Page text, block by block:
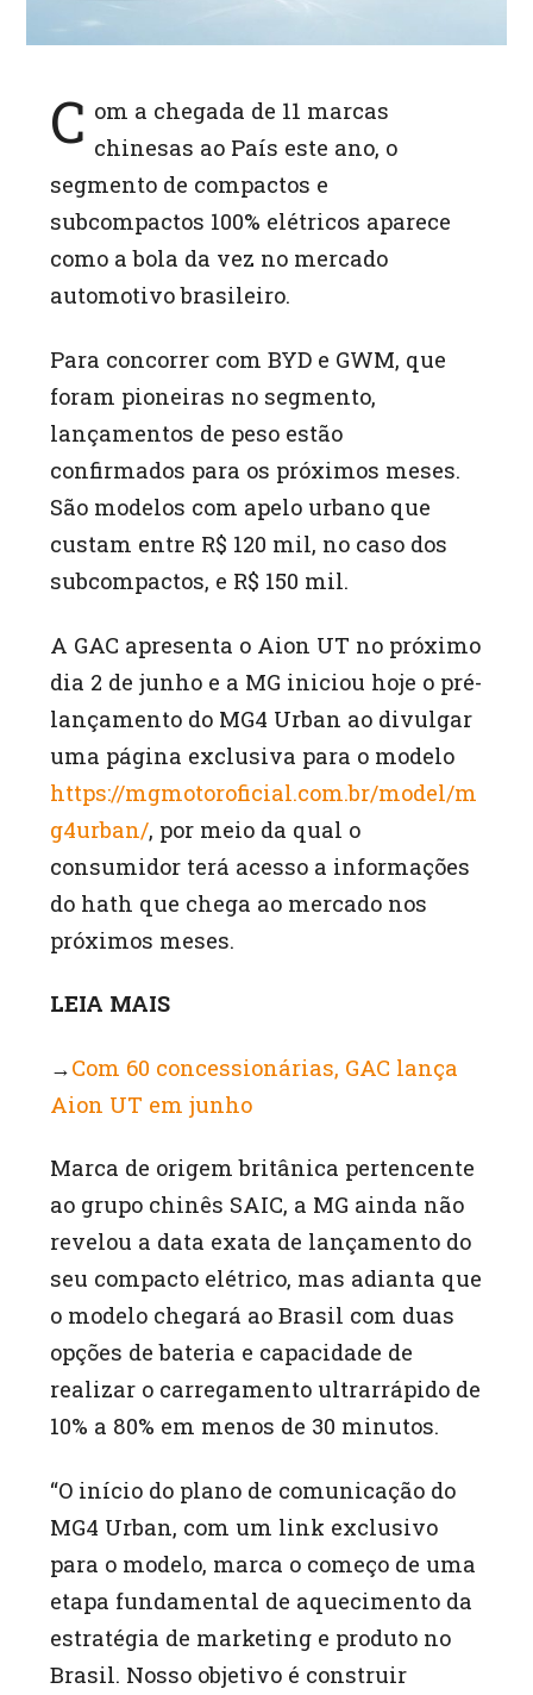
C om a chegada de 11 marcas
chinesas ao País este ano, o
segmento de compactos e
subcompactos 100% elétricos aparece
como a bola da vez no mercado
automotivo brasileiro.
Para concorrer com BYD e GWM, que
foram pioneiras no segmento,
lançamentos de peso estão
confirmados para os próximos meses.
São modelos com apelo urbano que
custam entre R$ 120 mil, no caso dos
subcompactos, e R$ 150 mil.
A GAC apresenta o Aion UT no próximo
dia 2 de junho e a MG iniciou hoje o pré-
lançamento do MG4 Urban ao divulgar
uma página exclusiva para o modelo
https://mgmotoroficial.com.br/model/m
g4urban/, por meio da qual o
consumidor terá acesso a informações
do hath que chega ao mercado nos
próximos meses.
LEIA MAIS
→Com 60 concessionárias, GAC lança
Aion UT em junho
Marca de origem britânica pertencente
ao grupo chinês SAIC, a MG ainda não
revelou a data exata de lançamento do
seu compacto elétrico, mas adianta que
o modelo chegará ao Brasil com duas
opções de bateria e capacidade de
realizar o carregamento ultrarrápido de
10% a 80% em menos de 30 minutos.
“O início do plano de comunicação do
MG4 Urban, com um link exclusivo
para o modelo, marca o começo de uma
etapa fundamental de aquecimento da
estratégia de marketing e produto no
Brasil. Nosso objetivo é construir